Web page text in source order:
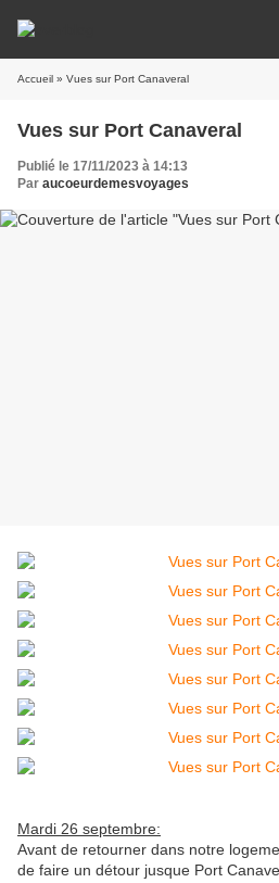
Accueil » Vues sur Port Canaveral
Vues sur Port Canaveral
Publié le 17/11/2023 à 14:13
Par aucoeurdemesvoyages
Mardi 26 septembre:
Avant de retourner dans notre
de faire un détour jusque Port